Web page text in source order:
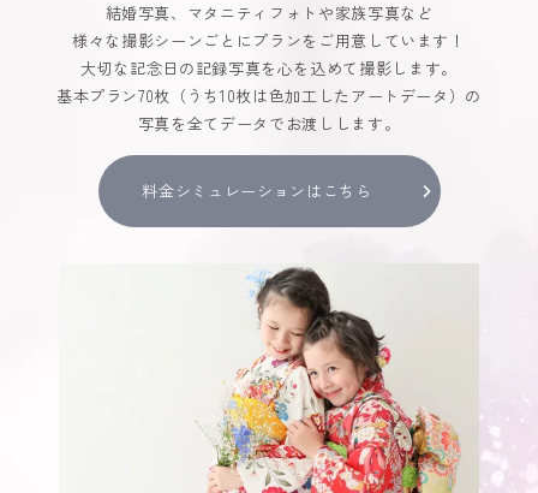
結婚写真、マタニティフォトや家族写真など
様々な撮影シーンごとにプランをご用意しています！
大切な記念日の記録写真を心を込めて撮影します。
基本プラン70枚（うち10枚は色加工したアートデータ）の
写真を全てデータでお渡しします。
料金シミュレーションはこちら